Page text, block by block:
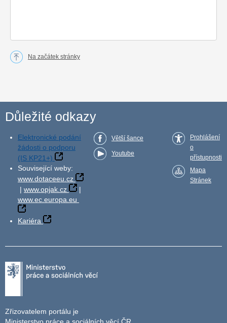
Na začátek stránky
Důležité odkazy
Elektronické podání
žádosti o podporu
(IS KP21+)
Související weby:
www.dotaceeu.cz
| www.opjak.cz
|
www.ec.europa.eu
Kariéra
Větší šance
Youtube
Prohlášení
o
přístupnosti
Mapa
Stránek
Zřizovatelem portálu je